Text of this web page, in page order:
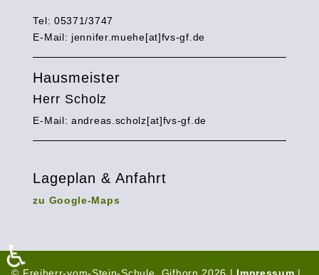
Tel: 05371/3747
E-Mail: jennifer.muehe[at]fvs-gf.de
Hausmeister
Herr Scholz
E-Mail: andreas.scholz[at]fvs-gf.de
Lageplan & Anfahrt
zu Google-Maps